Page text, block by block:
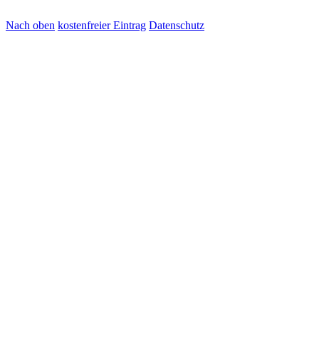
Nach oben kostenfreier Eintrag Datenschutz